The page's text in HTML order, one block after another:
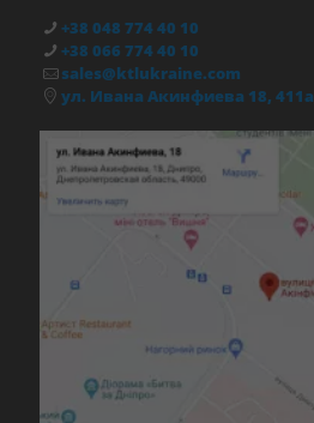
+38 048 774 40 10
+38 066 774 40 10
sales@ktlukraine.com
ул. Ивана Акинфиева 18, 411а